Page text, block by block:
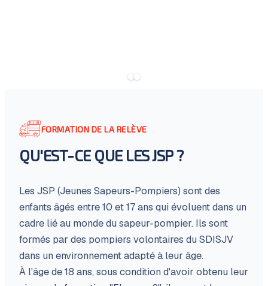
FORMATION DE LA RELÈVE
QU'EST-CE QUE LES JSP ?
Les JSP (Jeunes Sapeurs-Pompiers) sont des
enfants âgés entre 10 et 17 ans qui évoluent dans un
cadre lié au monde du sapeur-pompier. Ils sont
formés par des pompiers volontaires du SDISJV
dans un environnement adapté à leur âge.
À l'âge de 18 ans, sous condition d'avoir obtenu leur